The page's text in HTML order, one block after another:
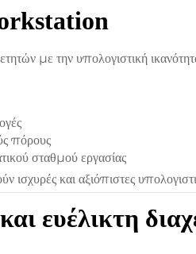
με την υπολογιστική
πόρους
σταθμού εργασίας
ισχυρές και αξιόπιστες
ευέλικτη